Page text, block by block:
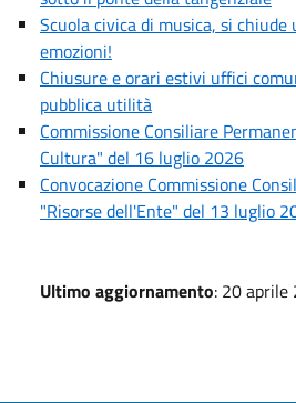
Scuola civica di musica, si
emozioni!
Chiusure e orari estivi uffici
pubblica utilità
Commissione Consiliare
Cultura" del 16 luglio 2026
Convocazione Commissione
"Risorse dell'Ente" del 13 luglio
Ultimo aggiornamento: 20